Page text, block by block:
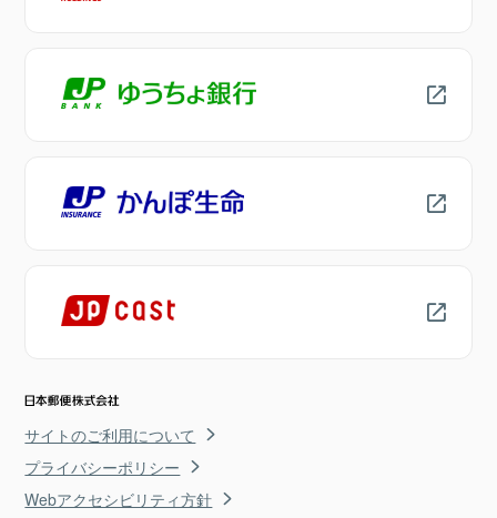
サイトのご利用について
プライバシーポリシー
Webアクセシビリティ方針